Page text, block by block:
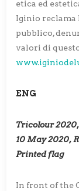
etica ed
Iginio reclama
pubblico,
valori di
ENG
Tricolour
10 May 2020,
Printed flag
In front of the